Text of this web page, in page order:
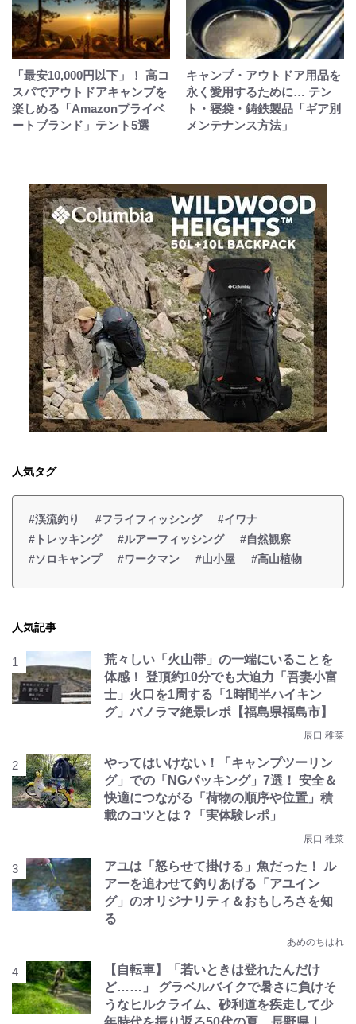
「最安10,000円以下」！ 高コ
スパでアウトドアキャンプを
楽しめる「Amazonプライベ
ートブランド」テント5選
キャンプ・アウトドア用品を
永く愛用するために… テン
ト・寝袋・鋳鉄製品「ギア別
メンテナンス方法」
人気タグ
#渓流釣り #フライフィッシング
#イワナ
#トレッキング
#ルアーフィッシング
#自然観察
#ソロキャンプ
#ワークマン #山小屋 #高山植物
人気記事
荒々しい「火山帯」の一端にいることを
体感！ 登頂約10分でも大迫力「吾妻小富
士」火口を1周する「1時間半ハイキン
グ」パノラマ絶景レポ【福島県福島市】
辰口 稚菜
やってはいけない！「キャンプツーリン
グ」での「NGパッキング」7選！ 安全＆
快適につながる「荷物の順序や位置」積
載のコツとは？「実体験レポ」
辰口 稚菜
アユは「怒らせて掛ける」魚だった！ ル
アーを追わせて釣りあげる「アユイン
グ」のオリジナリティ＆おもしろさを知
る
あめのちはれ
【自転車】「若いときは登れたんだけ
ど……」 グラベルバイクで暑さに負けそ
うなヒルクライム、砂利道を疾走して少